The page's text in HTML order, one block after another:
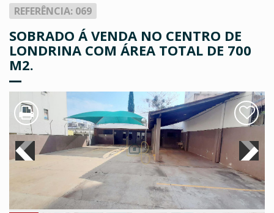
REFERÊNCIA: 069
SOBRADO Á VENDA NO CENTRO DE
LONDRINA COM ÁREA TOTAL DE 700
M2.